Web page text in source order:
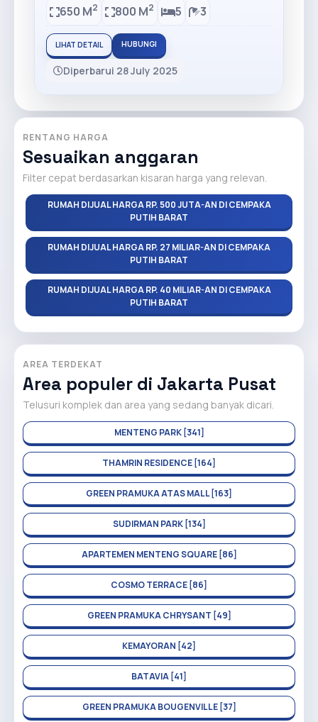
650 M2 800 M2 5 3
LIHAT DETAIL HUBUNGI
Diperbarui 28 July 2025
RENTANG HARGA
Sesuaikan anggaran
Filter cepat berdasarkan kisaran harga yang relevan.
RUMAH DIJUAL HARGA RP. 500 JUTA-AN DI CEMPAKA
PUTIH BARAT
RUMAH DIJUAL HARGA RP. 27 MILIAR-AN DI CEMPAKA
PUTIH BARAT
RUMAH DIJUAL HARGA RP. 40 MILIAR-AN DI CEMPAKA
PUTIH BARAT
AREA TERDEKAT
Area populer di Jakarta Pusat
Telusuri komplek dan area yang sedang banyak dicari.
MENTENG PARK [341]
THAMRIN RESIDENCE [164]
GREEN PRAMUKA ATAS MALL [163]
SUDIRMAN PARK [134]
APARTEMEN MENTENG SQUARE [86]
COSMO TERRACE [86]
GREEN PRAMUKA CHRYSANT [49]
KEMAYORAN [42]
BATAVIA [41]
GREEN PRAMUKA BOUGENVILLE [37]